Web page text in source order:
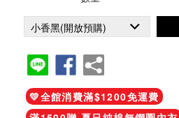
💛全館消費滿$1200免運費